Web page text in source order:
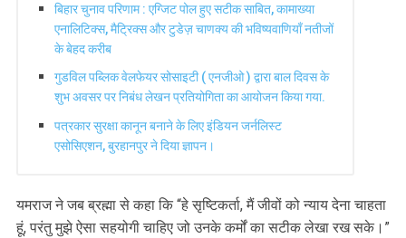
बिहार चुनाव परिणाम : एग्जिट पोल हुए सटीक साबित, कामाख्या
एनालिटिक्स, मैट्रिक्स और टुडेज़ चाणक्य की भविष्यवाणियाँ नतीजों
के बेहद करीब
गुडविल पब्लिक वेलफेयर सोसाइटी ( एनजीओ ) द्वारा बाल दिवस के
शुभ अवसर पर निबंध लेखन प्रतियोगिता का आयोजन किया गया.
पत्रकार सुरक्षा कानून बनाने के लिए इंडियन जर्नलिस्ट
एसोसिएशन, बुरहानपुर ने दिया ज्ञापन।
यमराज ने जब ब्रह्मा से कहा कि “हे सृष्टिकर्ता, मैं जीवों को न्याय देना चाहता
हूं, परंतु मुझे ऐसा सहयोगी चाहिए जो उनके कर्मों का सटीक लेखा रख सके।”